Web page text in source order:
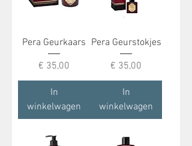
Pera Geurkaars
Prijs
€ 35,00
In
winkelwagen
Pera Geurstokjes
Prijs
€ 35,00
In
winkelwagen